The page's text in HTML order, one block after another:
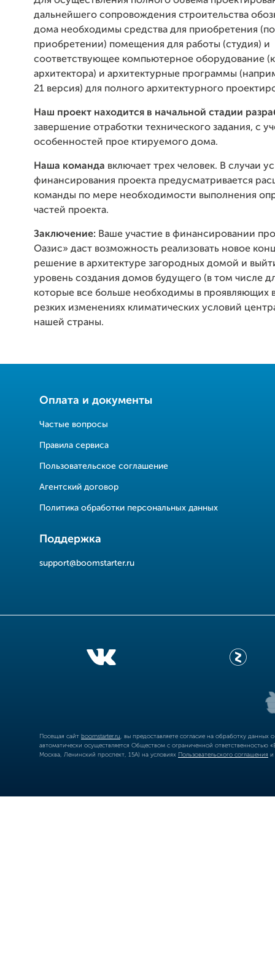
дальнейшего сопровождения строительства
дома необходимы средства для приобретения
приобретении) помещения для работы (студия) и
соответствующее компьютерное оборудование
архитектора) и архитектурные программы
21 версия) для полного архитектурного
Наш проект находится в начальной стадии
завершение отработки технического задания, с
особенностей прое ктируемого дома.
Наша команда включает трех человек. В случаи
финансирования проекта предусматривается
команды по мере необходимости выполнения
частей проекта.
Заключение: Ваше участие в финансировании
Оазис» даст возможность реализовать новое
решение в архитектуре загородных домой и
уровень создания домов будущего (в том числе
которые все больше необходимы в проявляющих
резких изменениях климатических условий
нашей страны.
Оплата и документы
Частые вопросы
Правила сервиса
Пользовательское соглашение
Агентский договор
Политика обработки персональных данных
Поддержка
support@boomstarter.ru
Посещая сайт boomstarter.ru , вы предоставляете согласие на обработку
автоматически осуществляется Обществом с ограниченной
Москва, Ленинский проспект, 15А) на условиях Пользовательского соглашения и